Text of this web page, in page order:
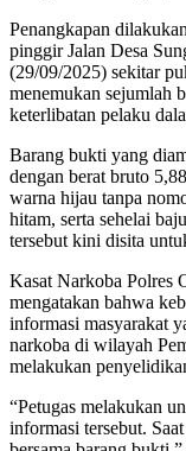
Penangkapan
pinggir Jalan Desa
(29/09/2025) sekitar
menemukan sejumlah
keterlibatan pelaku
Barang bukti yang
dengan berat bruto
warna hijau tanpa
hitam, serta sehelai
tersebut kini disita
Kasat Narkoba Polres
mengatakan bahwa
informasi masyarakat
narkoba di wilayah
melakukan
“Petugas melakukan
informasi tersebut.